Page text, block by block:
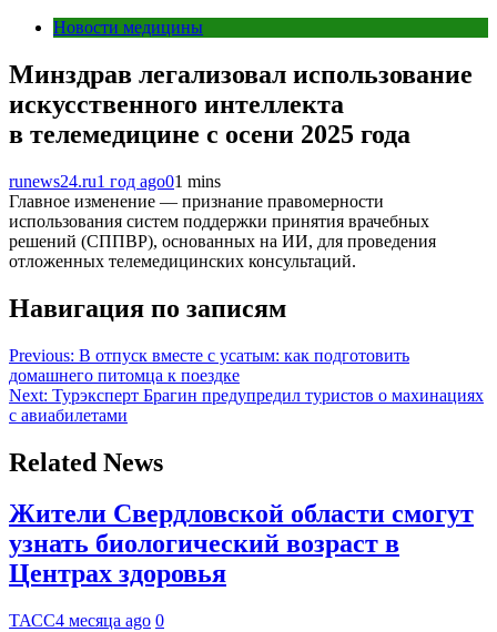
Новости медицины
Минздрав легализовал использование
искусственного интеллекта
в телемедицине с осени 2025 года
runews24.ru1 год ago01 mins
Главное изменение — признание правомерности
использования систем поддержки принятия врачебных
решений (СППВР), основанных на ИИ, для проведения
отложенных телемедицинских консультаций.
Навигация по записям
Previous: В отпуск вместе с усатым: как подготовить
домашнего питомца к поездке
Next: Турэксперт Брагин предупредил туристов о махинациях
с авиабилетами
Related News
Жители Свердловской области смогут
узнать биологический возраст в
Центрах здоровья
ТАСС4 месяца ago 0